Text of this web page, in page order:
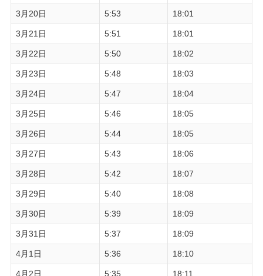
3月20日 5:53 18:01
3月21日 5:51 18:01
3月22日 5:50 18:02
3月23日 5:48 18:03
3月24日 5:47 18:04
3月25日 5:46 18:05
3月26日 5:44 18:05
3月27日 5:43 18:06
3月28日 5:42 18:07
3月29日 5:40 18:08
3月30日 5:39 18:09
3月31日 5:37 18:09
4月1日 5:36 18:10
4月2日 5:35 18:11